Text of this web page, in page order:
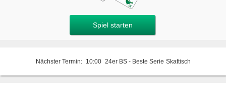
Spiel starten
Nächster Termin: 10:00 24er BS - Beste Serie Skattisch